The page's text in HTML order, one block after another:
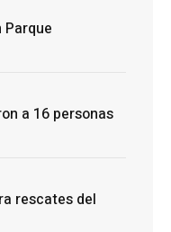
a 16 personas
rescates del